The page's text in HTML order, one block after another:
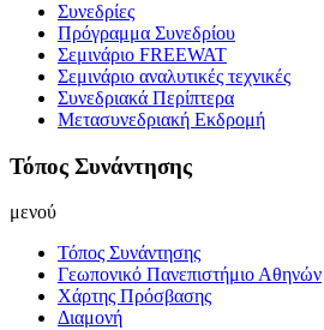
Συνεδρίες
Πρόγραμμα Συνεδρίου
Σεμινάριο FREEWAT
Σεμινάριο αναλυτικές τεχνικές
Συνεδριακά Περίπτερα
Μετασυνεδριακή Εκδρομή
Τόπος Συνάντησης
μενού
Τόπος Συνάντησης
Γεωπονικό Πανεπιστήμιο Αθηνών
Χάρτης Πρόσβασης
Διαμονή